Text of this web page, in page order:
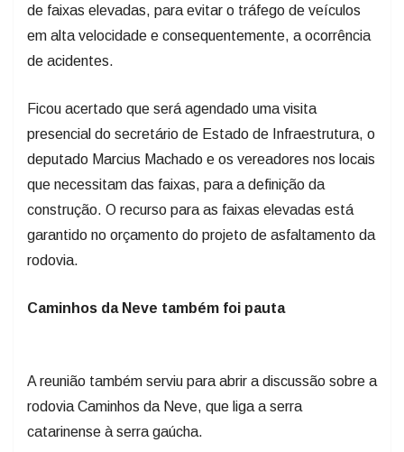
de faixas elevadas, para evitar o tráfego de veículos
em alta velocidade e consequentemente, a ocorrência
de acidentes.
Ficou acertado que será agendado uma visita
presencial do secretário de Estado de Infraestrutura, o
deputado Marcius Machado e os vereadores nos locais
que necessitam das faixas, para a definição da
construção. O recurso para as faixas elevadas está
garantido no orçamento do projeto de asfaltamento da
rodovia.
Caminhos da Neve também foi pauta
A reunião também serviu para abrir a discussão sobre a
rodovia Caminhos da Neve, que liga a serra
catarinense à serra gaúcha.